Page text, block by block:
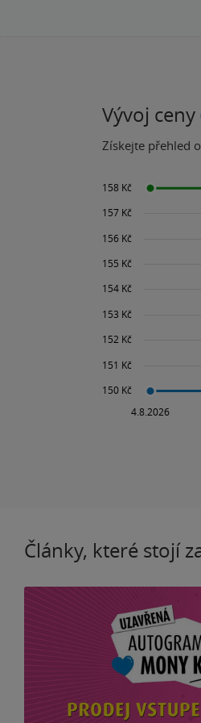
Vývoj ceny
Získejte přehled
Články, které stojí